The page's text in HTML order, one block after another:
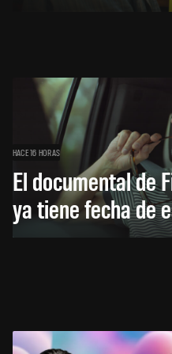
HACE 16 HORAS
El documental de
ya tiene fecha de